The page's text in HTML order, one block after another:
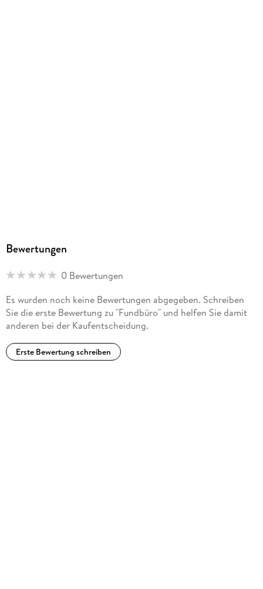
Bewertungen
0 Bewertungen
Es wurden noch keine Bewertungen abgegeben. Schreiben
Sie die erste Bewertung zu "Fundbüro" und helfen Sie damit
anderen bei der Kaufentscheidung.
Erste Bewertung schreiben